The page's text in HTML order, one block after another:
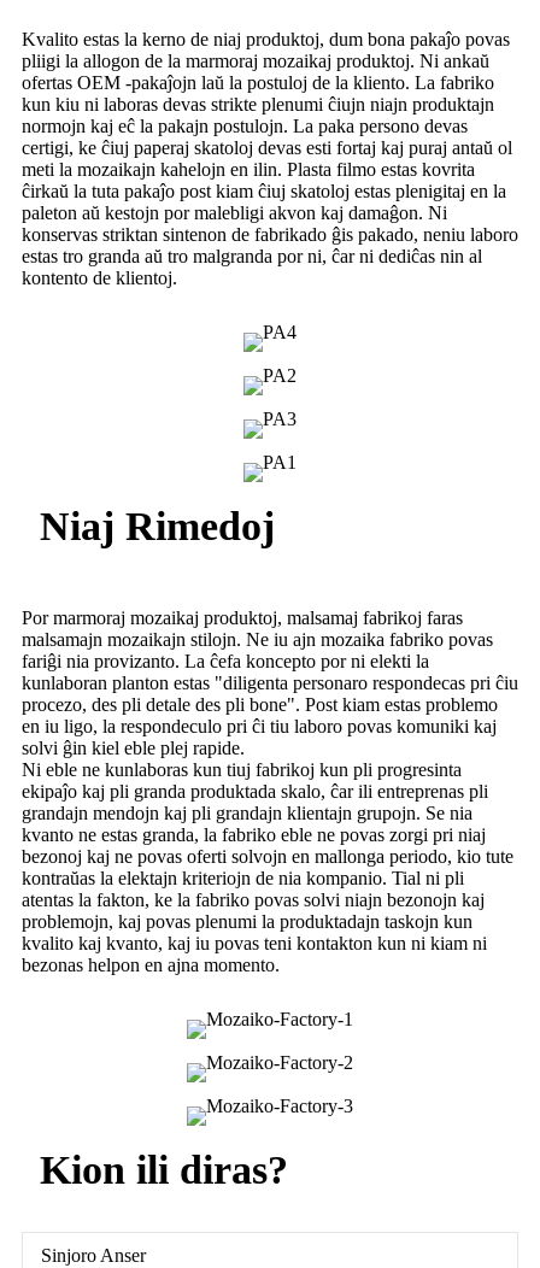
Kvalito estas la kerno de niaj produktoj, dum bona pakaĵo povas
pliigi la allogon de la marmoraj mozaikaj produktoj. Ni ankaŭ
ofertas OEM -pakaĵojn laŭ la postuloj de la kliento. La fabriko
kun kiu ni laboras devas strikte plenumi ĉiujn niajn produktajn
normojn kaj eĉ la pakajn postulojn. La paka persono devas
certigi, ke ĉiuj paperaj skatoloj devas esti fortaj kaj puraj antaŭ ol
meti la mozaikajn kahelojn en ilin. Plasta filmo estas kovrita
ĉirkaŭ la tuta pakaĵo post kiam ĉiuj skatoloj estas plenigitaj en la
paleton aŭ kestojn por malebligi akvon kaj damaĝon. Ni
konservas striktan sintenon de fabrikado ĝis pakado, neniu laboro
estas tro granda aŭ tro malgranda por ni, ĉar ni dediĉas nin al
kontento de klientoj.
Niaj Rimedoj
Por marmoraj mozaikaj produktoj, malsamaj fabrikoj faras
malsamajn mozaikajn stilojn. Ne iu ajn mozaika fabriko povas
fariĝi nia provizanto. La ĉefa koncepto por ni elekti la
kunlaboran planton estas "diligenta personaro respondecas pri ĉiu
procezo, des pli detale des pli bone". Post kiam estas problemo
en iu ligo, la respondeculo pri ĉi tiu laboro povas komuniki kaj
solvi ĝin kiel eble plej rapide.
Ni eble ne kunlaboras kun tiuj fabrikoj kun pli progresinta
ekipaĵo kaj pli granda produktada skalo, ĉar ili entreprenas pli
grandajn mendojn kaj pli grandajn klientajn grupojn. Se nia
kvanto ne estas granda, la fabriko eble ne povas zorgi pri niaj
bezonoj kaj ne povas oferti solvojn en mallonga periodo, kio tute
kontraŭas la elektajn kriteriojn de nia kompanio. Tial ni pli
atentas la fakton, ke la fabriko povas solvi niajn bezonojn kaj
problemojn, kaj povas plenumi la produktadajn taskojn kun
kvalito kaj kvanto, kaj iu povas teni kontakton kun ni kiam ni
bezonas helpon en ajna momento.
Kion ili diras?
Sinjoro Anser